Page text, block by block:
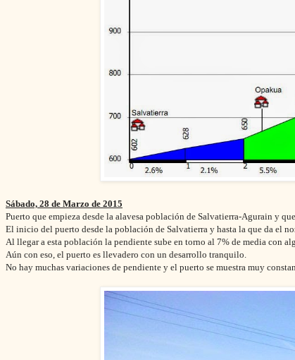
Sábado, 28 de Marzo de 2015
Puerto que empieza desde la alavesa población de Salvatierra-Agurain y
El inicio del puerto desde la población de Salvatierra y hasta la que da el
Al llegar a esta población la pendiente sube en torno al 7% de media con
Aún con eso, el puerto es llevadero con un desarrollo tranquilo.
No hay muchas variaciones de pendiente y el puerto se muestra muy